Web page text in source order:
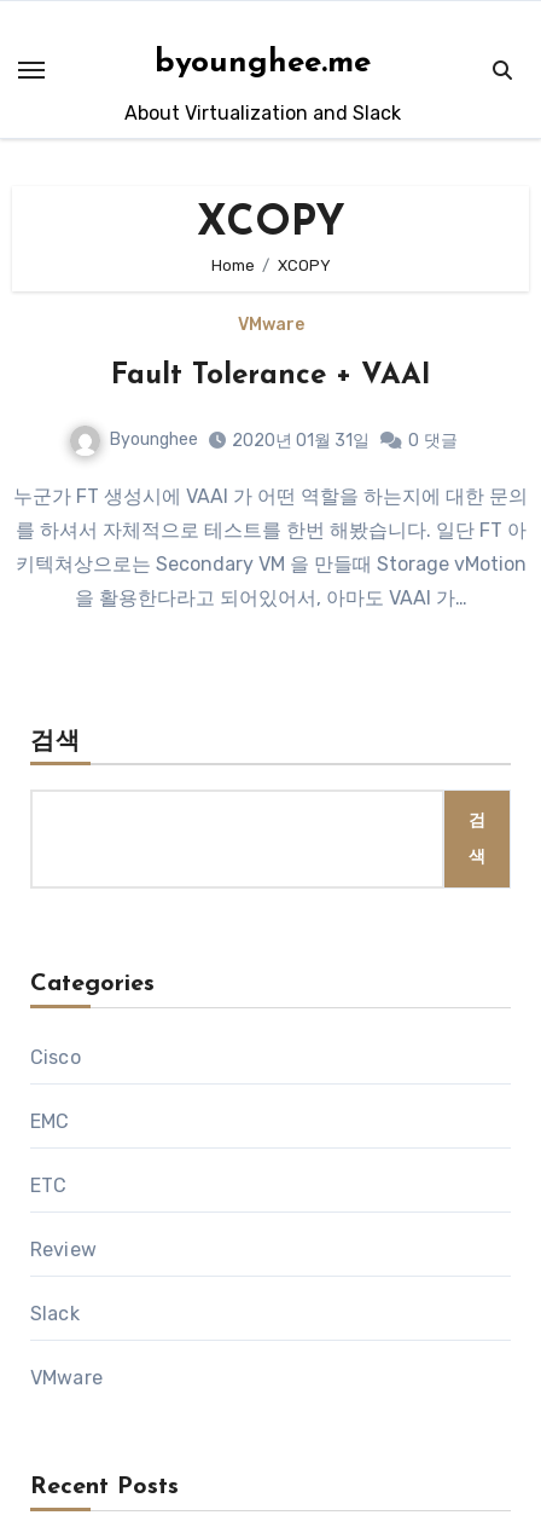
content
byounghee.me
About Virtualization and Slack
XCOPY
Home XCOPY
VMware
Fault Tolerance + VAAI
Byounghee 2020년 01월 31일 0 댓글
누군가 FT 생성시에 VAAI 가 어떤 역할을 하는지에 대한 문의
를 하셔서 자체적으로 테스트를 한번 해봤습니다. 일단 FT 아
키텍쳐상으로는 Secondary VM 을 만들때 Storage vMotion
을 활용한다라고 되어있어서, 아마도 VAAI 가…
검색
검
색
Categories
Cisco
EMC
ETC
Review
Slack
VMware
Recent Posts